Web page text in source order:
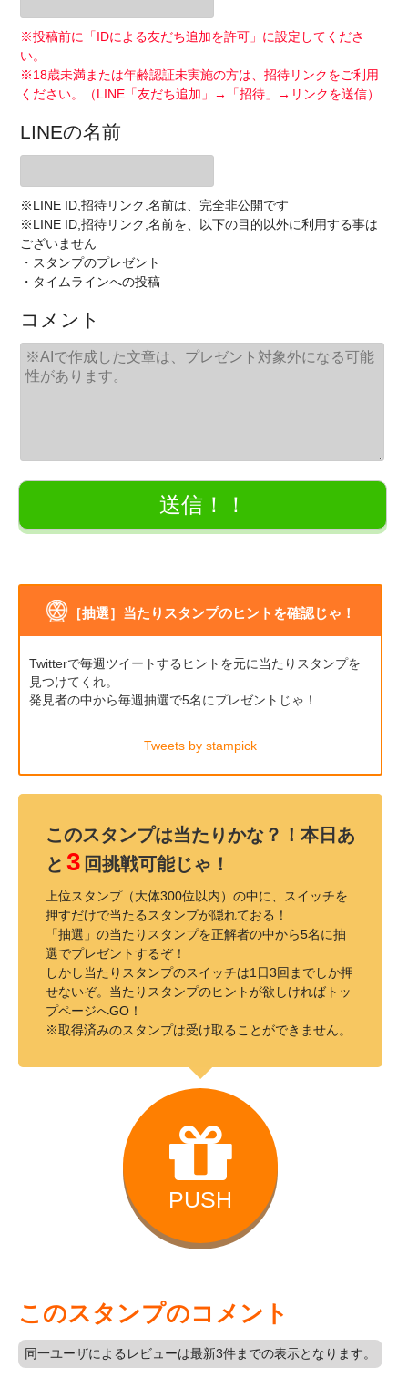
※投稿前に「IDによる友だち追加を許可」に設定してくださ
い。
※18歳未満または年齢認証未実施の方は、招待リンクをご利用
ください。（LINE「友だち追加」→「招待」→リンクを送信）
LINEの名前
※LINE ID,招待リンク,名前は、完全非公開です
※LINE ID,招待リンク,名前を、以下の目的以外に利用する事は
ございません
・スタンプのプレゼント
・タイムラインへの投稿
コメント
［抽選］当たりスタンプのヒントを確認じゃ！
Twitterで毎週ツイートするヒントを元に当たりスタンプを
見つけてくれ。
発見者の中から毎週抽選で5名にプレゼントじゃ！
Tweets by stampick
このスタンプは当たりかな？！本日あ
と 3 回挑戦可能じゃ！
上位スタンプ（大体300位以内）の中に、スイッチを
押すだけで当たるスタンプが隠れておる！
「抽選」の当たりスタンプを正解者の中から5名に抽
選でプレゼントするぞ！
しかし当たりスタンプのスイッチは1日3回までしか押
せないぞ。当たりスタンプのヒントが欲しければトッ
プページへGO！
※取得済みのスタンプは受け取ることができません。
PUSH
このスタンプのコメント
同一ユーザによるレビューは最新3件までの表示となります。